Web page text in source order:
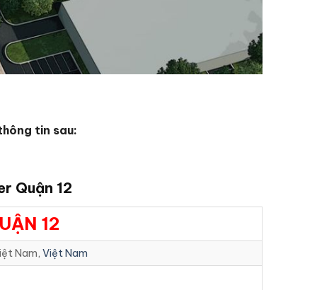
tin sau:
Quận 12
12
Nam, Việt Nam